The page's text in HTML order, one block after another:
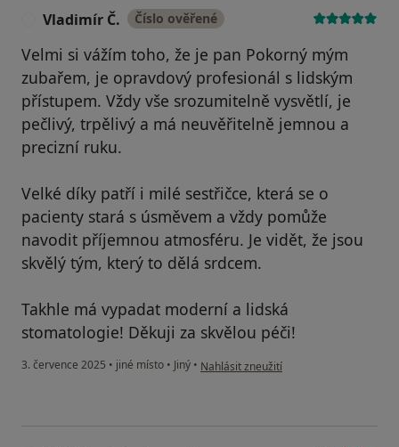
Vladimír Č. Číslo ověřené
Velmi si vážím toho, že je pan Pokorný mým
zubařem, je opravdový profesionál s lidským
přístupem. Vždy vše srozumitelně vysvětlí, je
pečlivý, trpělivý a má neuvěřitelně jemnou a
precizní ruku.
Velké díky patří i milé sestřičce, která se o
pacienty stará s úsměvem a vždy pomůže
navodit příjemnou atmosféru. Je vidět, že jsou
skvělý tým, který to dělá srdcem.
Takhle má vypadat moderní a lidská
stomatologie! Děkuji za skvělou péči!
3. července 2025 • jiné místo • Jiný • podle názoru uživatele Vladimír Č.
Nahlásit zneužití